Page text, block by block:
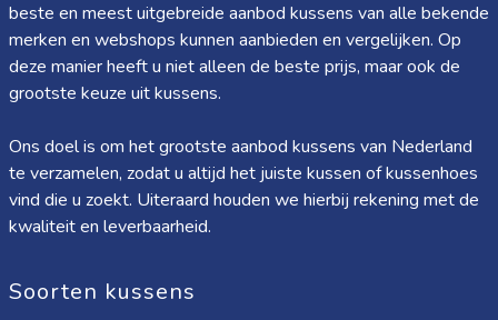
beste en meest uitgebreide aanbod kussens van alle bekende
merken en webshops kunnen aanbieden en vergelijken. Op
deze manier heeft u niet alleen de beste prijs, maar ook de
grootste keuze uit kussens.
Ons doel is om het grootste aanbod kussens van Nederland
te verzamelen, zodat u altijd het juiste kussen of kussenhoes
vind die u zoekt. Uiteraard houden we hierbij rekening met de
kwaliteit en leverbaarheid.
Soorten kussens